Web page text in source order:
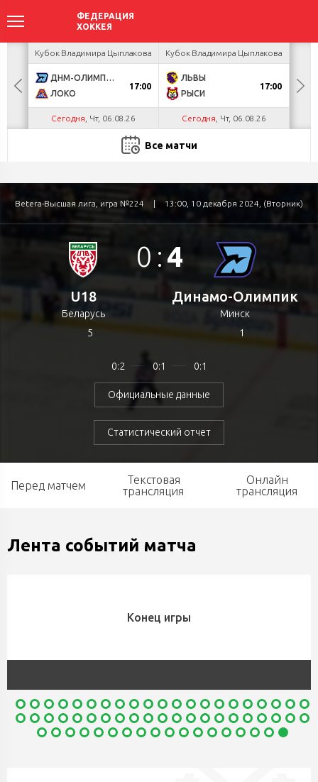
Кубок Владимира Цыплакова
ДНМ-ОЛИМПИК
ЛОКО
17:00
Сегодня , Чт, 06.08.26
Кубок Владимира Цыплакова
ЛЬВЫ
РЫСИ
17:00
Сегодня , Чт, 06.08.26
Все матчи
Betera-Высшая лига, игра №224 | 13:00, 10 декабря 2024, (Вторник)
U18
Беларусь
5
0 : 4
0:2 0:1 0:1
Официальные данные
Статистический отчет
Динамо-Олимпик
Минск
1
Перед матчем
Текстовая
трансляция
Онлайн
трансляция
Лента событий матча
Конец игры